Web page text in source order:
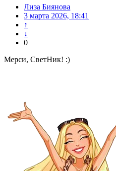
Лиза Биянова
3 марта 2026, 18:41
↑
↓
0
Мерси, СветНик! :)